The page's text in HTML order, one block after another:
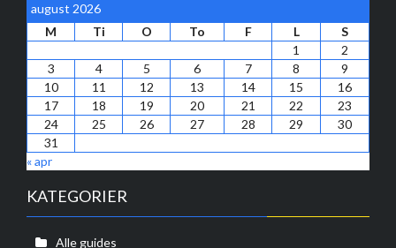
august 2026
M
Ti O To F L
S
1
2
3
4 5 6 7 8
9
10
11 12 13 14 15
16
17
18 19 20 21 22
23
24
25 26 27 28 29
30
31
« apr
KATEGORIER
Alle guides